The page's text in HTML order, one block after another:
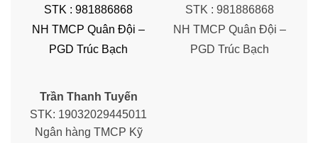
STK : 981886868
NH TMCP Quân Đội –
PGD Trúc Bạch
STK : 981886868
NH TMCP Quân Đội –
PGD Trúc Bạch
Trần Thanh Tuyến
STK: 19032029445011
Ngân hàng TMCP Kỹ